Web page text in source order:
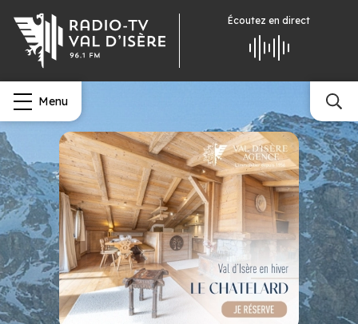
Écoutez en direct
Menu